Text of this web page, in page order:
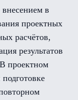
в
проектных
расчётов,
результатов
проектном